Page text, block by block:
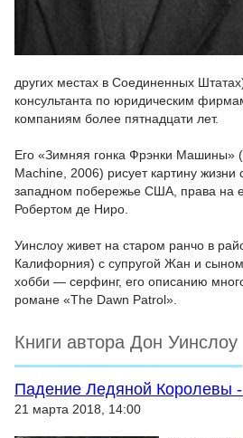
других местах в Соединенных
консультанта по юридическим
компаниям более пятнадцати лет.
Его «Зимняя гонка Фрэнки Машины»
Machine, 2006) рисует картину
западном побережье США, права на
Робертом де Ниро.
Уинслоу живет на старом ранчо в
Калифорния) с супругой Жан и
хобби — серфинг, его описанию
романе «The Dawn Patrol».
Книги автора Дон Уинслоу
Падение Ледяной Королевы
21 марта 2018, 14:00